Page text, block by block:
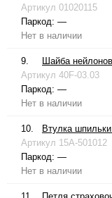
Артикул 01020115
Паркод: —
Нет в наличии
9.
Шайба
Артикул 40F-03.03
Паркод: —
Нет в наличии
10.
Втулка
Артикул 15A-501012
Паркод: —
Нет в наличии